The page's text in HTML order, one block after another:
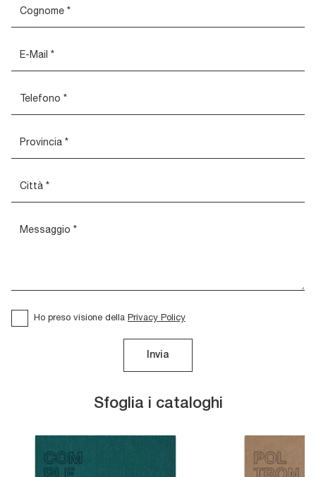
Sfoglia i cataloghi
Ho preso visione della Privacy Policy
Invia